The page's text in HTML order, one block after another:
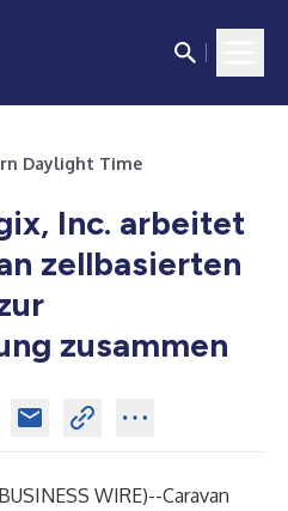
Daylight Time
Inc. arbeitet
zellbasierten
zusammen
BUSINESS WIRE)--Caravan